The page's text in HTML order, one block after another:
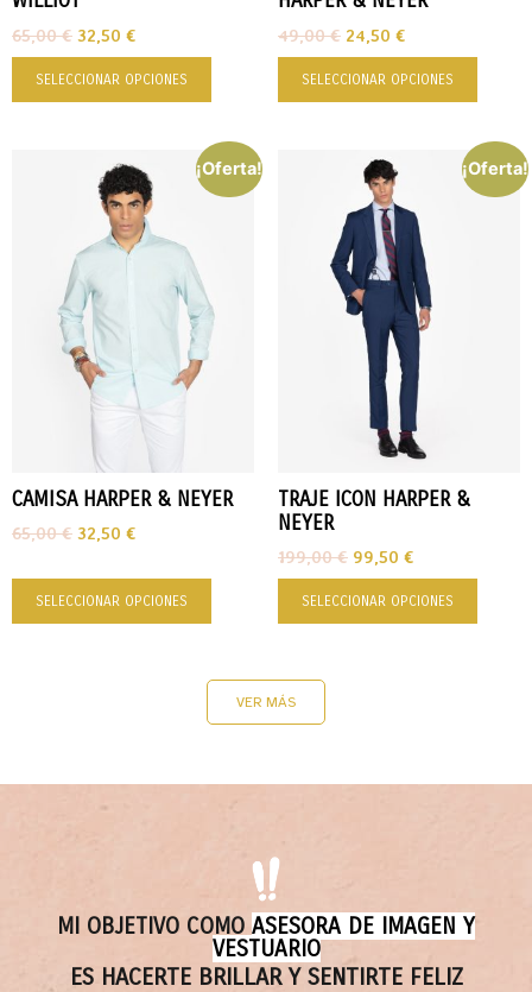
65,00€ 32,50 €
SELECCIONAR OPCIONES
49,00€ 24,50 €
SELECCIONAR OPCIONES
¡Oferta!
CAMISA HARPER & NEYER
65,00€ 32,50 €
SELECCIONAR OPCIONES
¡Oferta!
TRAJE ICON HARPER &
NEYER
199,00€ 99,50 €
SELECCIONAR OPCIONES
VER MÁS
MI OBJETIVO COMO ASESORA DE IMAGEN Y
VESTUARIO
ES HACERTE BRILLAR Y SENTIRTE FELIZ